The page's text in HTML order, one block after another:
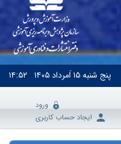
پنج شنبه۱۵ اَمرداد ۱۴۰۵ ۱۴:۵۲
ورود
ایجاد حساب کاربری